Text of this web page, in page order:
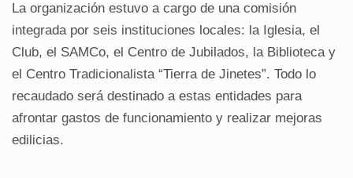
La organización estuvo a cargo de una comisión
integrada por seis instituciones locales: la Iglesia, el
Club, el SAMCo, el Centro de Jubilados, la Biblioteca y
el Centro Tradicionalista “Tierra de Jinetes”. Todo lo
recaudado será destinado a estas entidades para
afrontar gastos de funcionamiento y realizar mejoras
edilicias.